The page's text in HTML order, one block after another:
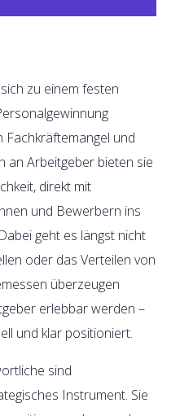
zu einem festen
Fachkräftemangel und
an Arbeitgeber bieten sie
direkt mit
und Bewerbern ins
geht es längst nicht
oder das Verteilen von
überzeugen
erlebbar werden –
und klar positioniert.
sind
Instrument. Sie